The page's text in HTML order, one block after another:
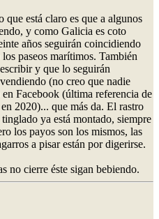
que está claro es que a algunos
y como Galicia es coto
años seguirán coincidiendo
paseos marítimos. También
y que lo seguirán
(no creo que nadie
Facebook (última referencia de
2020)... que más da. El rastro
ya está montado, siempre
los payos son los mismos, las
a pisar están por digerirse.
no cierre éste sigan bebiendo.